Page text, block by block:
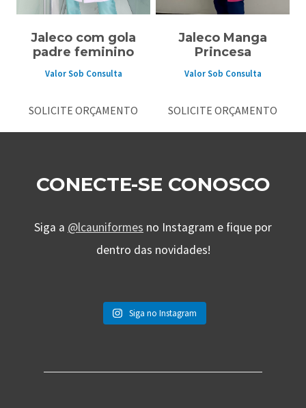
Jaleco com gola
padre feminino
Valor Sob Consulta
SOLICITE ORÇAMENTO
Jaleco Manga
Princesa
Valor Sob Consulta
SOLICITE ORÇAMENTO
CONECTE-SE CONOSCO
Siga a @lcauniformes no Instagram e fique por
dentro das novidades!
Siga no Instagram